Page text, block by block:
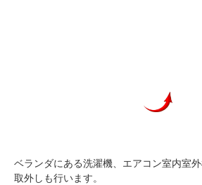
ベランダにある洗濯機、エアコン室内室
取外しも行います。